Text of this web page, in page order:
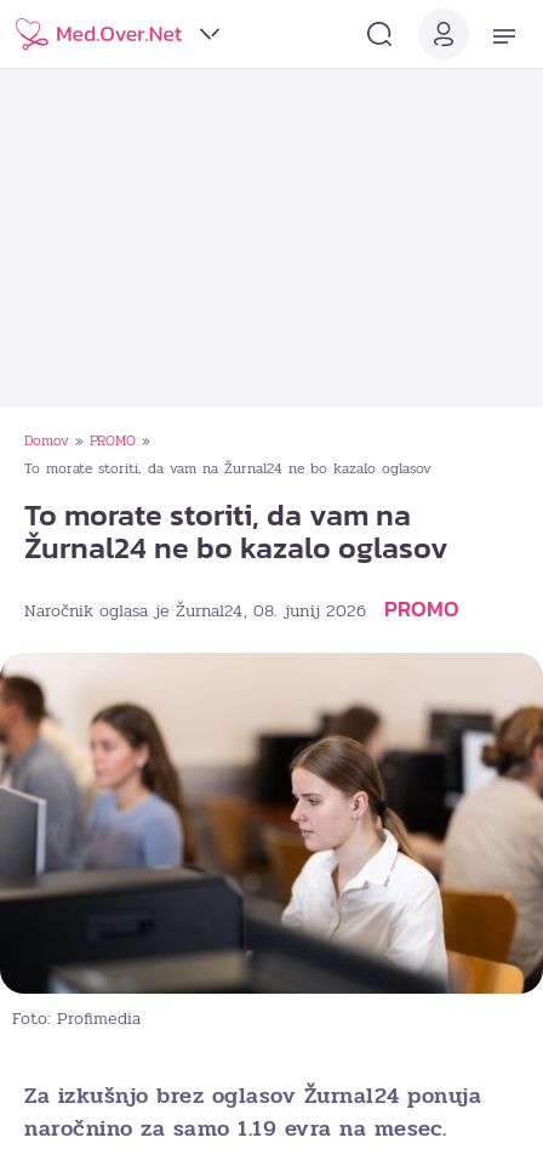
Domov » PROMO »
To morate storiti, da vam na Žurnal24 ne bo kazalo oglasov
To morate storiti, da vam na
Žurnal24 ne bo kazalo oglasov
Naročnik oglasa je Žurnal24, 08. junij 2026 PROMO
Foto: Profimedia
Za izkušnjo brez oglasov Žurnal24 ponuja
naročnino za samo 1.19 evra na mesec.